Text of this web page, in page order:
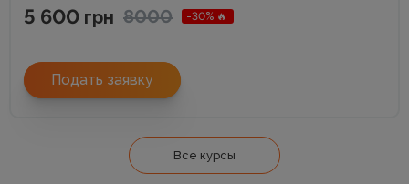
5 600 грн 8000 -30% 🔥
Подать заявку
Все курсы